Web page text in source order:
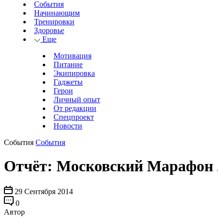
События
Начинающим
Тренировки
Здоровье
Еще
Мотивация
Питание
Экипировка
Гаджеты
Герои
Личный опыт
От редакции
Спецпроект
Новости
События События
Отчёт: Московский Марафон
29 Сентября 2014
0
Автор